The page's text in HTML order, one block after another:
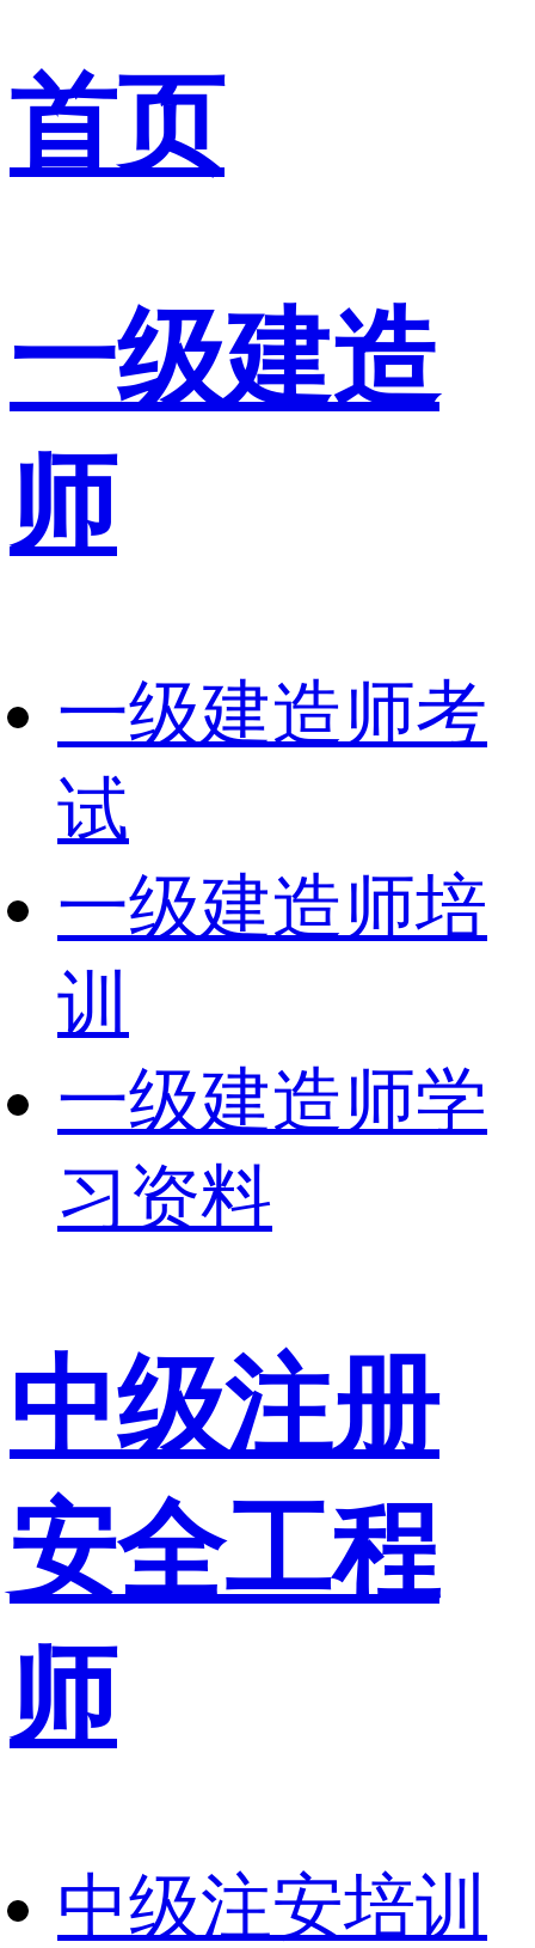
首页
一级建造
师
一级建造师考
试
一级建造师培
训
一级建造师学
习资料
中级注册
安全工程
师
中级注安培训